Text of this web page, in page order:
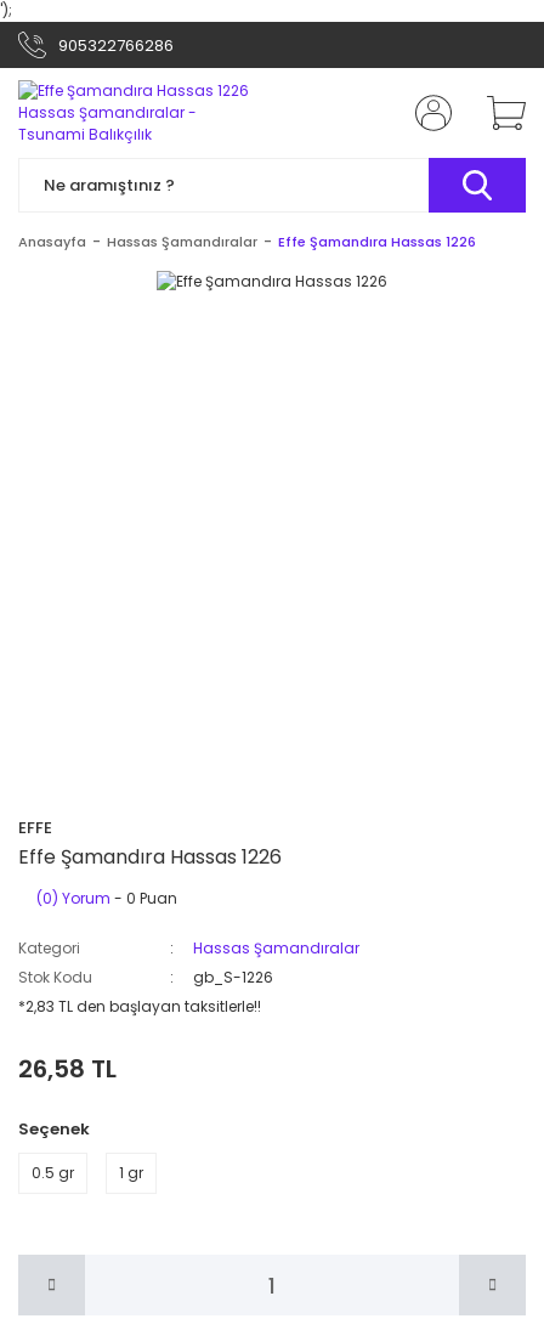
');
905322766286
Anasayfa Hassas Şamandıralar Effe Şamandıra Hassas 1226
EFFE
Effe Şamandıra Hassas 1226
(0) Yorum - 0 Puan
Kategori
Hassas Şamandıralar
Stok Kodu
gb_S-1226
*2,83 TL den başlayan taksitlerle!!
26,58 TL
Seçenek
0.5 gr 1 gr